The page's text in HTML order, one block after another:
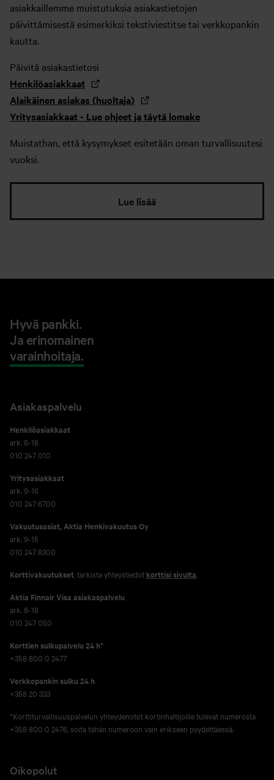
asiakkaillemme muistutuksia asiakastietojen
päivittämisestä esimerkiksi tekstiviestitse tai verkkopankin
kautta.
Päivitä asiakastietosi
Henkilöasiakkaat
Alaikäinen asiakas (huoltaja)
Yritysasiakkaat - Lue ohjeet ja täytä lomake
Muistathan, että kysymykset esitetään oman turvallisuutesi
vuoksi.
Lue lisää
Hyvä pankki.
Ja erinomainen
varainhoitaja.
Asiakaspalvelu
Henkilöasiakkaat
ark. 8-18
010 247 010
Yritysasiakkaat
ark. 9-16
010 247 6700
Vakuutusasiat, Aktia Henkivakuutus Oy
ark. 9-15
010 247 8300
Korttivakuutukset , tarkista yhteystiedot korttisi sivulta.
Aktia Finnair Visa asiakaspalvelu
ark. 8-18
010 247 050
Korttien sulkupalvelu 24 h*
+358 800 0 2477
Verkko­pankin sulku 24 h
+358 20 333
*Korttiturvallisuuspalvelun yhteydenotot kortinhaltijoille tulevat numerosta
+358 800 0 2476, soita tähän numeroon vain erikseen pyydettäessä.
Oikopolut